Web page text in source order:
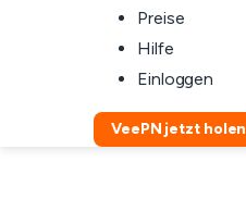
Preise
Hilfe
Einloggen
VeePN jetzt holen